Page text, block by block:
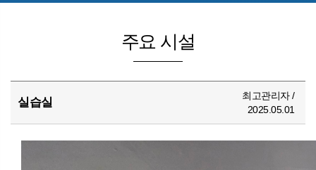
주요 시설
실습실
최고관리자 /
2025.05.01